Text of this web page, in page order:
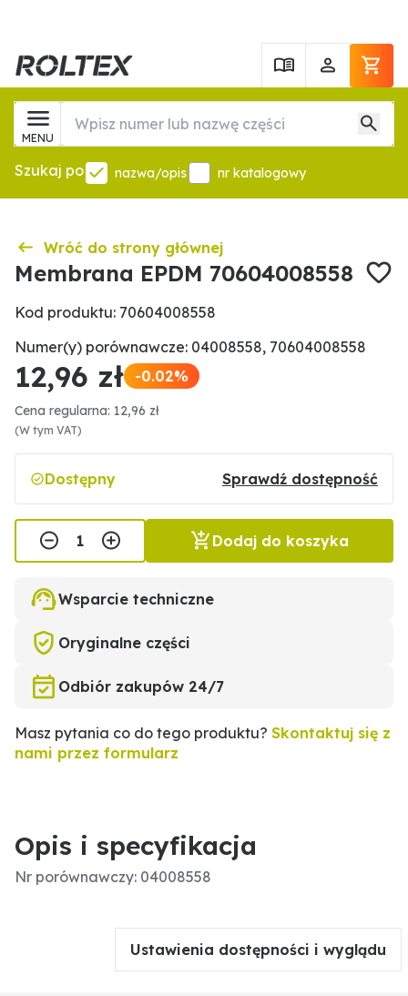
MENU
Szukaj po nazwa/opis nr katalogowy
Wróć do strony głównej
Membrana EPDM 70604008558
Kod produktu: 70604008558
Numer(y) porównawcze: 04008558, 70604008558
12,96 zł -0.02%
Cena regularna: 12,96 zł
(W tym VAT)
Dostępny Sprawdź dostępność
Dodaj do koszyka
Wsparcie techniczne
Oryginalne części
Odbiór zakupów 24/7
Masz pytania co do tego produktu? Skontaktuj się z
nami przez formularz
Opis i specyfikacja
Nr porównawczy: 04008558
Ustawienia dostępności i wyglądu